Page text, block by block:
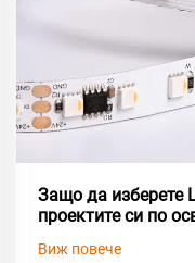
Защо да изберете
проектите си по
Виж повече